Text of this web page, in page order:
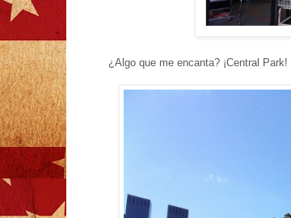
¿Algo que me encanta? ¡Central